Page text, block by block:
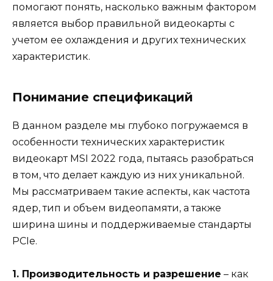
помогают понять, насколько важным фактором
является выбор правильной видеокарты с
учетом ее охлаждения и других технических
характеристик.
Понимание спецификаций
В данном разделе мы глубоко погружаемся в
особенности технических характеристик
видеокарт MSI 2022 года, пытаясь разобраться
в том, что делает каждую из них уникальной.
Мы рассматриваем такие аспекты, как частота
ядер, тип и объем видеопамяти, а также
ширина шины и поддерживаемые стандарты
PCIe.
1. Производительность и разрешение – как